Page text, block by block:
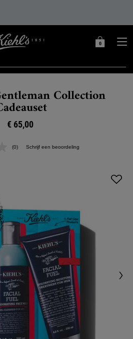
MIJN
0
0 PRODUCT
Collection
€ 65,00
Geen
(0) Schrijf een beoordeling